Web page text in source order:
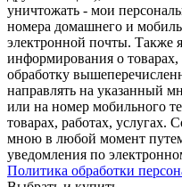
уничтожать - мои
номера домашнего и
электронной почты. Также
информирования о товарах,
обработку
направлять на указанный
или на номер мобильного
товарах, работах, услугах.
мною в любой момент
уведомления по
Политика обработки